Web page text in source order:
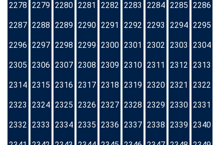
2278 2279 2280 2281 2282 2283 2284 2285 2286
2287 2288 2289 2290 2291 2292 2293 2294 2295
2296 2297 2298 2299 2300 2301 2302 2303 2304
2305 2306 2307 2308 2309 2310 2311 2312 2313
2314 2315 2316 2317 2318 2319 2320 2321 2322
2323 2324 2325 2326 2327 2328 2329 2330 2331
2332 2333 2334 2335 2336 2337 2338 2339 2340